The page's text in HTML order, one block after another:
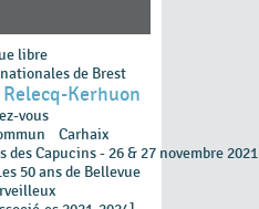
libre
de Brest
Relecq-Kerhuon
vous
Carhaix
Capucins - 26 & 27 novembre 2021
50 ans de Bellevue